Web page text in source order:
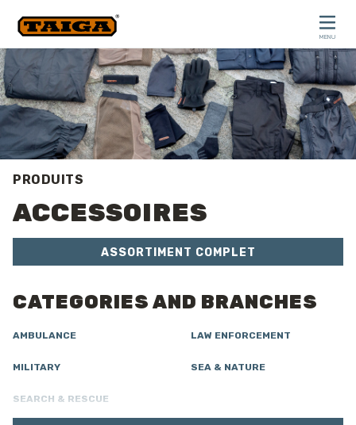
MENU
PRODUITS
ACCESSOIRES
ASSORTIMENT COMPLET
CATEGORIES AND BRANCHES
AMBULANCE LAW ENFORCEMENT
MILITARY SEA & NATURE
SEARCH & RESCUE